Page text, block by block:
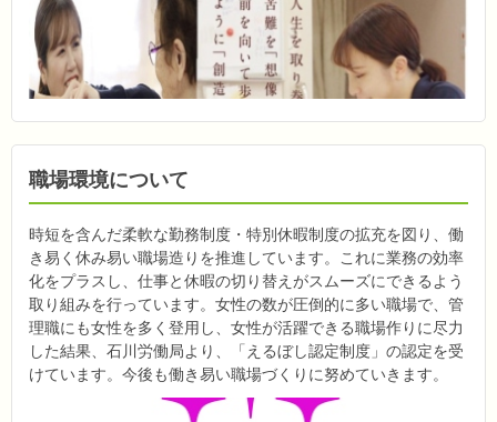
職場環境について
時短を含んだ柔軟な勤務制度・特別休暇制度の拡充を図り、働
き易く休み易い職場造りを推進しています。これに業務の効率
化をプラスし、仕事と休暇の切り替えがスムーズにできるよう
取り組みを行っています。女性の数が圧倒的に多い職場で、管
理職にも女性を多く登用し、女性が活躍できる職場作りに尽力
した結果、石川労働局より、「えるぼし認定制度」の認定を受
けています。今後も働き易い職場づくりに努めていきます。